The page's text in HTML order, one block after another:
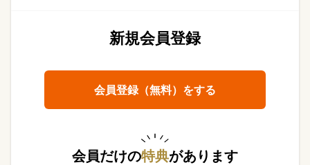
新規会員登録
会員登録（無料）をする
会員だけの特典があります